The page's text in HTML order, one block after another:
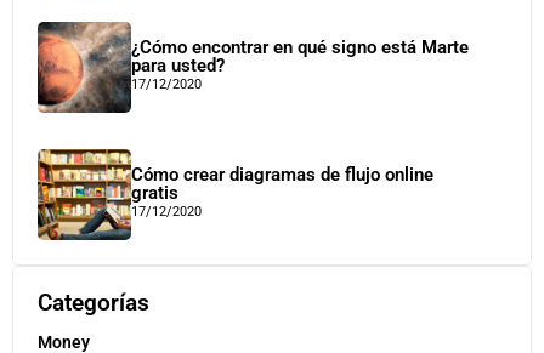
¿Cómo encontrar en qué signo está Marte
para usted?
17/12/2020
Cómo crear diagramas de flujo online
gratis
17/12/2020
Categorías
Money